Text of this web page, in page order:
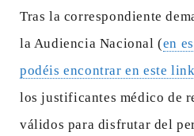
Tras la correspondiente
la Audiencia Nacional (en
podéis encontrar en este
los justificantes médico de
válidos para disfrutar del